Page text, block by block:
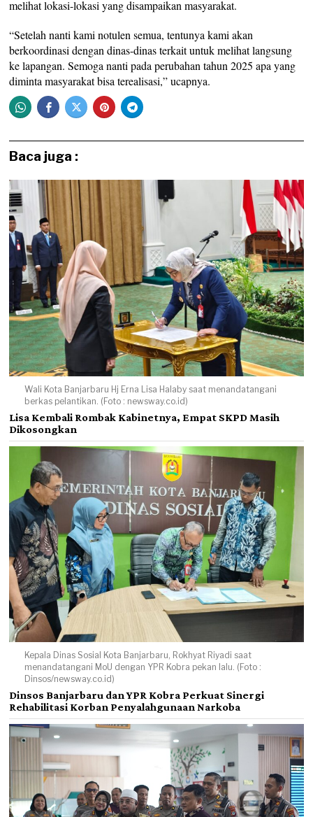
melihat lokasi-lokasi yang disampaikan masyarakat.
“Setelah nanti kami notulen semua, tentunya kami akan
berkoordinasi dengan dinas-dinas terkait untuk melihat langsung
ke lapangan. Semoga nanti pada perubahan tahun 2025 apa yang
diminta masyarakat bisa terealisasi,” ucapnya.
Baca juga :
Wali Kota Banjarbaru Hj Erna Lisa Halaby saat menandatangani
berkas pelantikan. (Foto : newsway.co.id)
Lisa Kembali Rombak Kabinetnya, Empat SKPD Masih
Dikosongkan
Kepala Dinas Sosial Kota Banjarbaru, Rokhyat Riyadi saat
menandatangani MoU dengan YPR Kobra pekan lalu. (Foto :
Dinsos/newsway.co.id)
Dinsos Banjarbaru dan YPR Kobra Perkuat Sinergi
Rehabilitasi Korban Penyalahgunaan Narkoba